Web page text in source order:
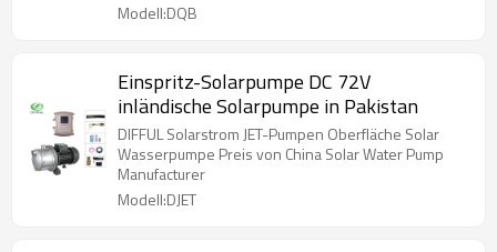
Modell:DQB
Einspritz-Solarpumpe DC 72V
inländische Solarpumpe in Pakistan
DIFFUL Solarstrom JET-Pumpen Oberfläche Solar
Wasserpumpe Preis von China Solar Water Pump
Manufacturer
Modell:DJET